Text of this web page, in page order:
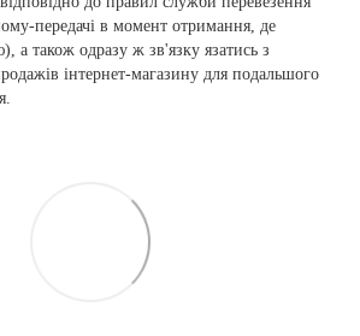
передачі в момент отримання, де
а також одразу ж зв'язку язатись з
інтернет-магазину для подальшого